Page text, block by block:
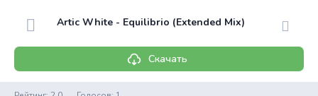
Artic White - Equilibrio (Extended Mix)
Скачать